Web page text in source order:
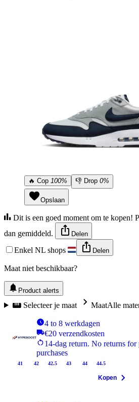
🔥 Cop 100% 👎 Drop 0%
Opslaan
Dit is een goed moment om te kopen!
dan gemiddeld.
Delen
Enkel NL shops Delen
Maat niet beschikbaar?
Product alerts
Selecteer je maat MaatAlle
4 to 8 werkdagen
€20 verzendkosten
14-dag return. No returns for
purchases
41 42 42.5 43 44 44.5
Kopen